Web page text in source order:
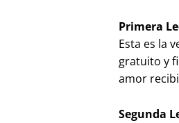
Primera
Esta es la
gratuito y
amor
Segunda